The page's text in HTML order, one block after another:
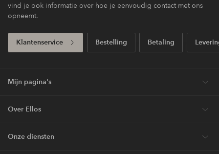
vind je ook informatie over hoe je eenvoudig contact met ons
opneemt.
Klantenservice Bestelling Betaling
Mijn pagina's
Over Ellos
Onze diensten